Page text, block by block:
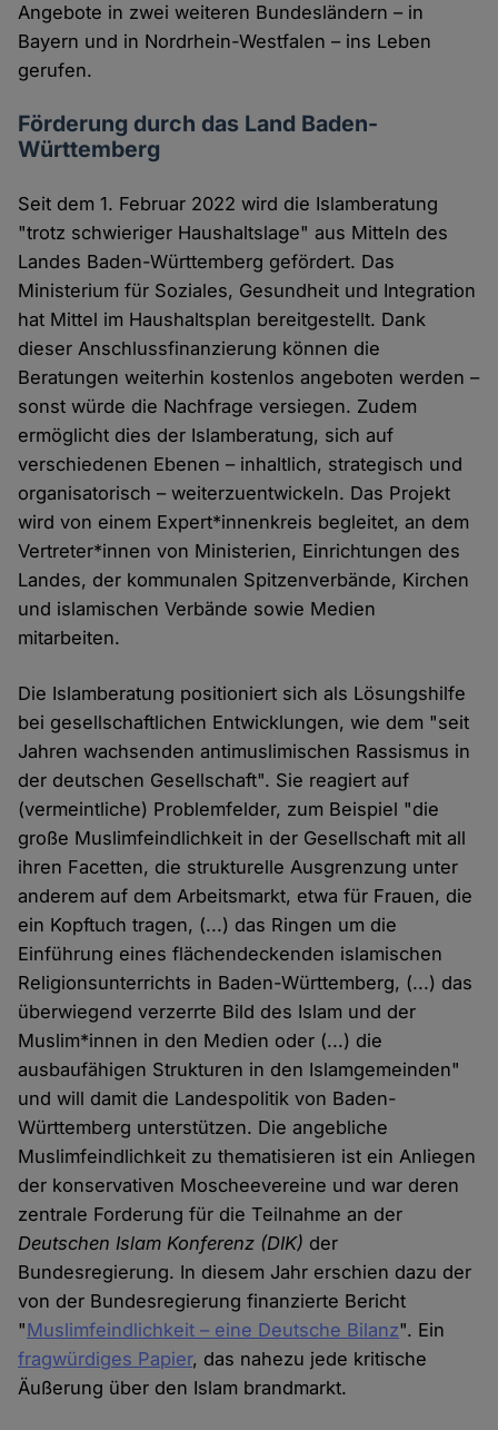
Angebote in zwei weiteren Bundesländern – in
Bayern und in Nordrhein-Westfalen – ins Leben
gerufen.
Förderung durch das Land Baden-
Württemberg
Seit dem 1. Februar 2022 wird die Islamberatung
"trotz schwieriger Haushaltslage" aus Mitteln des
Landes Baden-Württemberg gefördert. Das
Ministerium für Soziales, Gesundheit und Integration
hat Mittel im Haushaltsplan bereitgestellt. Dank
dieser Anschlussfinanzierung können die
Beratungen weiterhin kostenlos angeboten werden –
sonst würde die Nachfrage versiegen. Zudem
ermöglicht dies der Islamberatung, sich auf
verschiedenen Ebenen – inhaltlich, strategisch und
organisatorisch – weiterzuentwickeln. Das Projekt
wird von einem Expert*innenkreis begleitet, an dem
Vertreter*innen von Ministerien, Einrichtungen des
Landes, der kommunalen Spitzenverbände, Kirchen
und islamischen Verbände sowie Medien
mitarbeiten.
Die Islamberatung positioniert sich als Lösungshilfe
bei gesellschaftlichen Entwicklungen, wie dem "seit
Jahren wachsenden antimuslimischen Rassismus in
der deutschen Gesellschaft". Sie reagiert auf
(vermeintliche) Problemfelder, zum Beispiel "die
große Muslimfeindlichkeit in der Gesellschaft mit all
ihren Facetten, die strukturelle Ausgrenzung unter
anderem auf dem Arbeitsmarkt, etwa für Frauen, die
ein Kopftuch tragen, (...) das Ringen um die
Einführung eines flächendeckenden islamischen
Religionsunterrichts in Baden-Württemberg, (...) das
überwiegend verzerrte Bild des Islam und der
Muslim*innen in den Medien oder (...) die
ausbaufähigen Strukturen in den Islamgemeinden"
und will damit die Landespolitik von Baden-
Württemberg unterstützen. Die angebliche
Muslimfeindlichkeit zu thematisieren ist ein Anliegen
der konservativen Moscheevereine und war deren
zentrale Forderung für die Teilnahme an der
Deutschen Islam Konferenz (DIK) der
Bundesregierung. In diesem Jahr erschien dazu der
von der Bundesregierung finanzierte Bericht
"Muslimfeindlichkeit – eine Deutsche Bilanz". Ein
fragwürdiges Papier, das nahezu jede kritische
Äußerung über den Islam brandmarkt.